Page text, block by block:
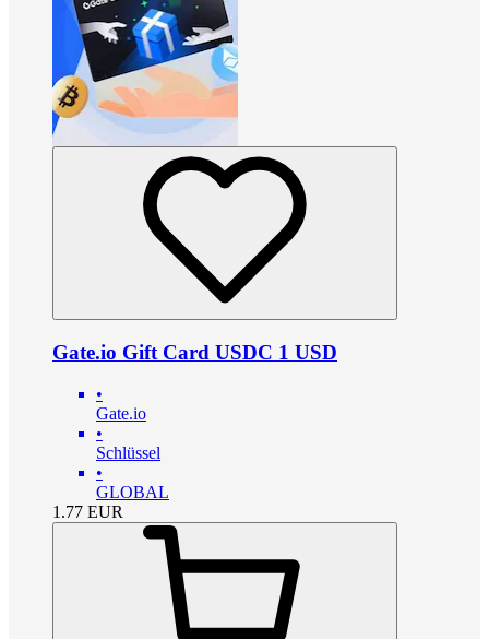
Gate.io Gift Card USDC 1 USD
•
Gate.io
•
Schlüssel
•
GLOBAL
1.77 EUR